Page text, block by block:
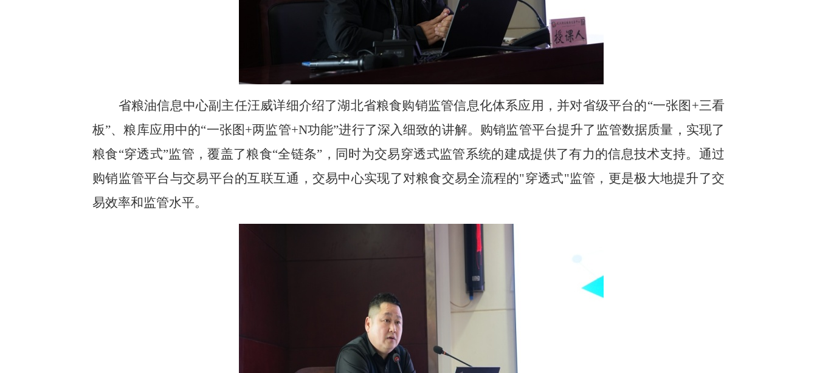
省粮油信息中心副主任汪威详细介绍了湖北省粮食购销监管信息化体系应用，并对省级平台的“一张图+三看
板”、粮库应用中的“一张图+两监管+N功能”进行了深入细致的讲解。购销监管平台提升了监管数据质量，实现了
粮食“穿透式”监管，覆盖了粮食“全链条”，同时为交易穿透式监管系统的建成提供了有力的信息技术支持。通过
购销监管平台与交易平台的互联互通，交易中心实现了对粮食交易全流程的"穿透式"监管，更是极大地提升了交
易效率和监管水平。